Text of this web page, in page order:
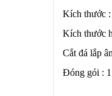
Kích thước
Kích thước
Cắt đá lắp
Đóng gói : 1